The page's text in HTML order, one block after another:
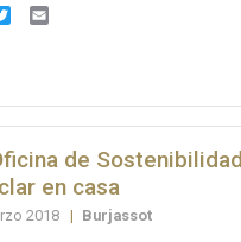
Twitter
de
en casa
2018 | Burjassot